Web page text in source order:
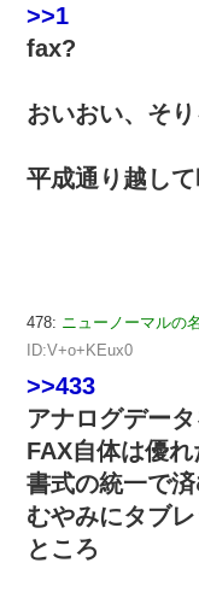
>>1
fax?
おいおい、そり
平成通り越して
478: ニューノーマルの
ID:V+o+KEux0
>>433
アナログデー
FAX自体は優
書式の統一で
むやみにタブ
ところ